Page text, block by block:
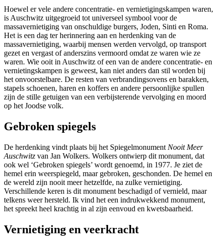
Hoewel er vele andere concentratie- en vernietigingskampen waren,
is Auschwitz uitgegroeid tot universeel symbool voor de
massavernietiging van onschuldige burgers, Joden, Sinti en Roma.
Het is een dag ter herinnering aan en herdenking van de
massavernietiging, waarbij mensen werden vervolgd, op transport
gezet en vergast of anderszins vermoord omdat ze waren wie ze
waren. Wie ooit in Auschwitz of een van de andere concentratie- en
vernietingskampen is geweest, kan niet anders dan stil worden bij
het onvoorstelbare. De resten van verbrandingsovens en barakken,
stapels schoenen, haren en koffers en andere persoonlijke spullen
zijn de stille getuigen van een verbijsterende vervolging en moord
op het Joodse volk.
Gebroken spiegels
De herdenking vindt plaats bij het Spiegelmonument Nooit Meer
Auschwitz van Jan Wolkers. Wolkers ontwierp dit monument, dat
ook wel ‘Gebroken spiegels’ wordt genoemd, in 1977. Je ziet de
hemel erin weerspiegeld, maar gebroken, geschonden. De hemel en
de wereld zijn nooit meer hetzelfde, na zulke vernietiging.
Verschillende keren is dit monument beschadigd of vernield, maar
telkens weer hersteld. Ik vind het een indrukwekkend monument,
het spreekt heel krachtig in al zijn eenvoud en kwetsbaarheid.
Vernietiging en veerkracht